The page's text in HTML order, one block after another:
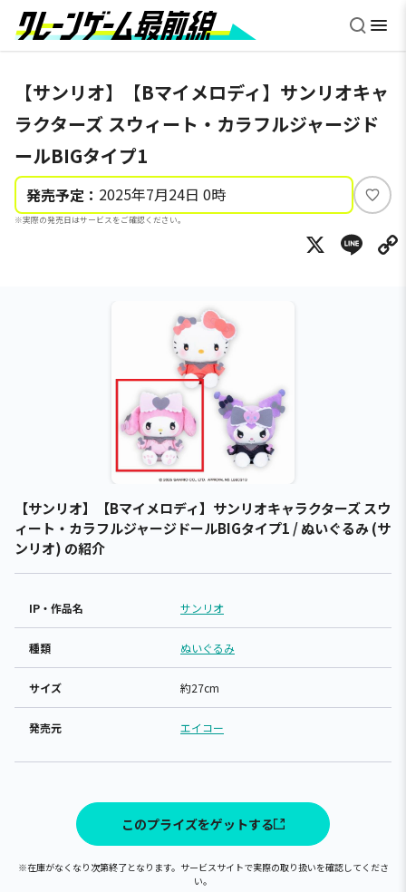
【サンリオ】【Bマイメロディ】サンリオキャ
ラクターズ スウィート・カラフルジャージド
ールBIGタイプ1
発売予定： 2025年7月24日 0時
※実際の発売日はサービスをご確認ください。
い
ね
X
【サンリオ】【Bマイメロディ】サンリオキャラクターズ スウ
ィート・カラフルジャージドールBIGタイプ1 / ぬいぐるみ (サ
ンリオ) の紹介
IP・作品名 サンリオ
種類 ぬいぐるみ
サイズ 約27cm
発売元 エイコー
このプライズをゲットする
※在庫がなくなり次第終了となります。サービスサイトで実際の取り扱いを確認してくださ
い。